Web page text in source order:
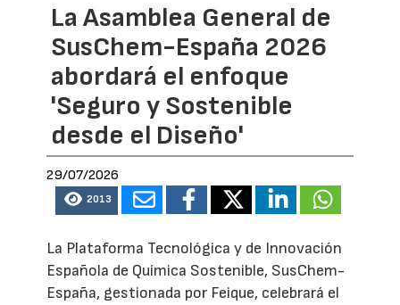
La Asamblea General de
SusChem-España 2026
abordará el enfoque
'Seguro y Sostenible
desde el Diseño'
29/07/2026
2013
La Plataforma Tecnológica y de Innovación
Española de Química Sostenible, SusChem-
España, gestionada por Feique, celebrará el